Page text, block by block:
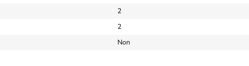
2
2
Non